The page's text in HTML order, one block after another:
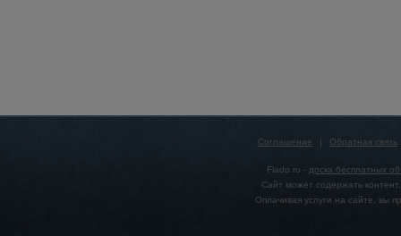
Соглашение | Обратная связь
Flado.ru - доска бесплатных
Сайт может содержать
Оплачивая услуги на сайте, вы